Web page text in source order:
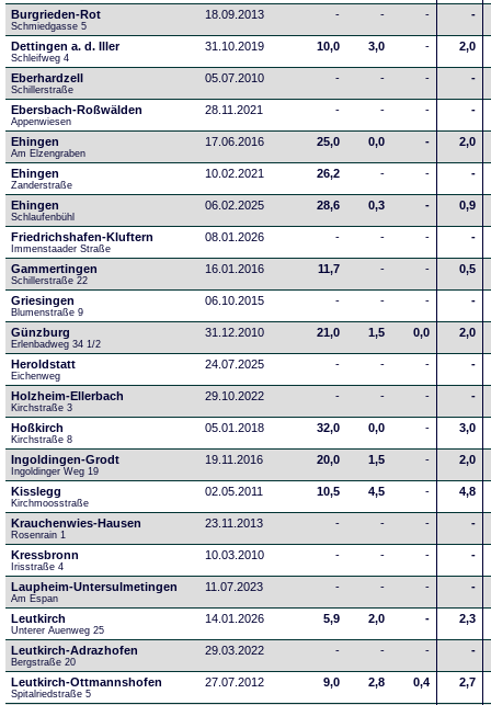
Burgrieden-Rot
Schmiedgasse 5
18.09.2013 - - - -
Dettingen a. d. Iller
Schleifweg 4
31.10.2019 10,0 3,0 - 2,0
Eberhardzell
Schillerstraße
05.07.2010 - - - -
Ebersbach-Roßwälden
Appenwiesen
28.11.2021 - - - -
Ehingen
Am Elzengraben
17.06.2016 25,0 0,0 - 2,0
Ehingen
Zanderstraße
10.02.2021 26,2 - - -
Ehingen
Schlaufenbühl
06.02.2025 28,6 0,3 - 0,9
Friedrichshafen-Kluftern
Immenstaader Straße
08.01.2026 - - - -
Gammertingen
Schillerstraße 22
16.01.2016 11,7 - - 0,5
Griesingen
Blumenstraße 9
06.10.2015 - - - -
Günzburg
Erlenbadweg 34 1/2
31.12.2010 21,0 1,5 0,0 2,0
Heroldstatt
Eichenweg
24.07.2025 - - - -
Holzheim-Ellerbach
Kirchstraße 3
29.10.2022 - - - -
Hoßkirch
Kirchstraße 8
05.01.2018 32,0 0,0 - 3,0
Ingoldingen-Grodt
Ingoldinger Weg 19
19.11.2016 20,0 1,5 - 2,0
Kisslegg
Kirchmoosstraße
02.05.2011 10,5 4,5 - 4,8
Krauchenwies-Hausen
Rosenrain 1
23.11.2013 - - - -
Kressbronn
Irisstraße 4
10.03.2010 - - - -
Laupheim-Untersulmetingen
Am Espan
11.07.2023 - - - -
Leutkirch
Unterer Auenweg 25
14.01.2026 5,9 2,0 - 2,3
Leutkirch-Adrazhofen
Bergstraße 20
29.03.2022 - - - -
Leutkirch-Ottmannshofen
Spitalriedstraße 5
27.07.2012 9,0 2,8 0,4 2,7